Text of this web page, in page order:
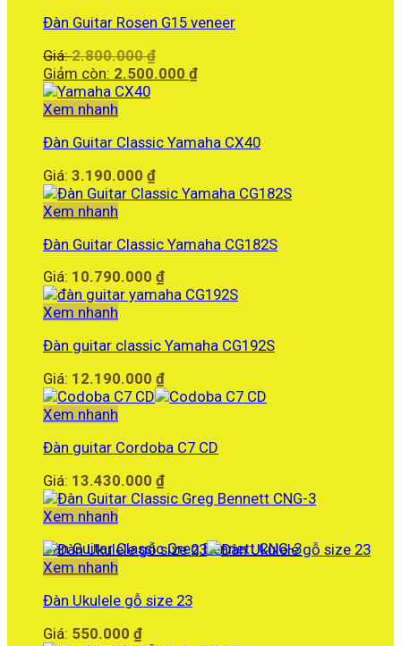
Đàn Guitar Rosen G15 veneer
Giá:2.800.000₫
gốc
Giảm còn: 2.500.000 ₫Giá
2.500.000 ₫.
Xem nhanh
Đàn Guitar Classic Yamaha CX40
Giá: 3.190.000 ₫
Xem nhanh
Đàn Guitar Classic Yamaha CG182S
Giá: 10.790.000 ₫
Xem nhanh
Đàn guitar classic Yamaha CG192S
Giá: 12.190.000 ₫
Xem nhanh
Đàn guitar Cordoba C7 CD
Giá: 13.430.000 ₫
Xem nhanh
Đàn Guitar Classic Greg Bennett CNG-3
Xem nhanh
Đàn Ukulele gỗ size 23
Giá: 550.000 ₫